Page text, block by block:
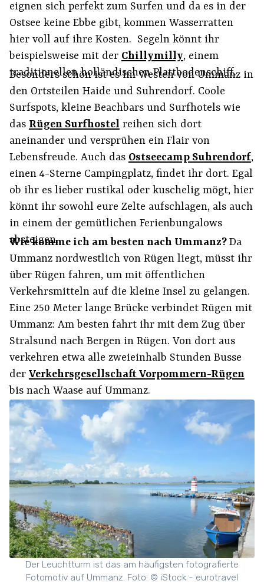
eignen sich perfekt zum Surfen und da es in der
Ostsee keine Ebbe gibt, kommen Wasserratten
hier voll auf ihre Kosten. Segeln könnt ihr
beispielsweise mit der Chillymilly, einem
traditionellen holländischen Plattbodenschiff.
Besonders schön ist es im Westen von Ummanz in
den Ortsteilen Haide und Suhrendorf. Coole
Surfspots, kleine Beachbars und Surfhotels wie
das Rügen Surfhostel reihen sich dort
aneinander und versprühen ein Flair von
Lebensfreude. Auch das Ostseecamp Suhrendorf,
einen 4-Sterne Campingplatz, findet ihr dort. Egal
ob ihr es lieber rustikal oder kuschelig mögt, hier
könnt ihr sowohl eure Zelte aufschlagen, als auch
in einem der gemütlichen Ferienbungalows
absteigen.
Wie komme ich am besten nach Ummanz?Da
Ummanz nordwestlich von Rügen liegt, müsst ihr
über Rügen fahren, um mit öffentlichen
Verkehrsmitteln auf die kleine Insel zu gelangen.
Eine 250 Meter lange Brücke verbindet Rügen mit
Ummanz: Am besten fahrt ihr mit dem Zug über
Stralsund nach Bergen in Rügen. Von dort aus
verkehren etwa alle zweieinhalb Stunden Busse
der Verkehrsgesellschaft Vorpommern-Rügen
bis nach Waase auf Ummanz.
Der Leuchtturm ist das am häufigsten fotografierte
Fotomotiv auf Ummanz. Foto: © iStock - eurotravel